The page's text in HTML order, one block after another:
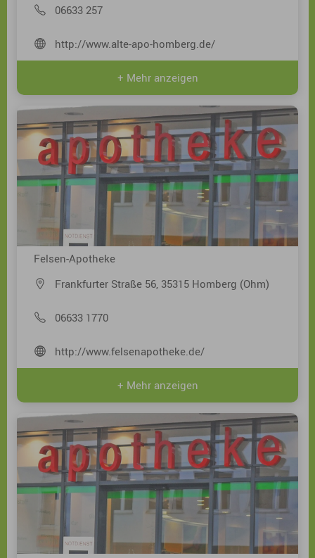
06633 257
http://www.alte-apo-homberg.de/
+ Mehr anzeigen
Felsen-Apotheke
Frankfurter Straße 56, 35315 Homberg (Ohm)
06633 1770
http://www.felsenapotheke.de/
+ Mehr anzeigen